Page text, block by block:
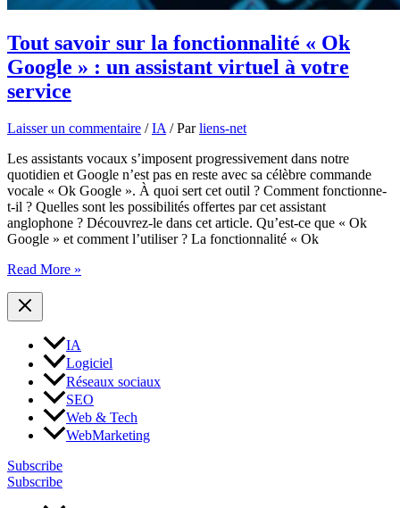
Tout savoir sur la fonctionnalité « Ok
Google » : un assistant virtuel à votre
service
Laisser un commentaire /IA/ Parliens-net
Les assistants vocaux s’imposent progressivement dans notre
quotidien et Google n’est pas en reste avec sa célèbre commande
vocale « Ok Google ». À quoi sert cet outil ? Comment fonctionne-
t-il ? Quelles sont les possibilités offertes par cet assistant
anglophone ? Découvrez-le dans cet article. Qu’est-ce que « Ok
Google » et comment l’utiliser ? La fonctionnalité « Ok
Tout
sur
la
fonctionnalité
« Ok
Google »
assistant
votre
service
Read More »
IA
Logiciel
Réseaux sociaux
SEO
Web & Tech
WebMarketing
Subscribe
Subscribe